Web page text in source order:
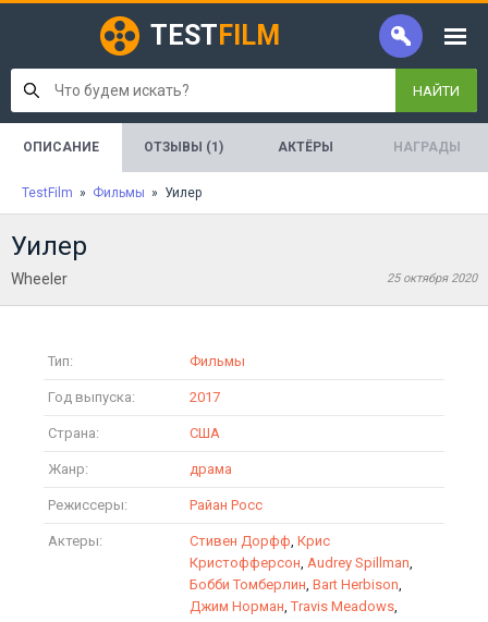
TEST FILM
НАЙТИ
ОПИСАНИЕ ОТЗЫВЫ (1) АКТЁРЫ НАГРАДЫ
TestFilm » Фильмы » Уилер
Уилер
Wheeler 25 октября 2020
Тип: Фильмы
Год выпуска: 2017
Страна: США
Жанр: драма
Режиссеры: Райан Росс
Актеры: Стивен Дорфф, Крис
Кристофферсон, Audrey Spillman,
Бобби Томберлин, Bart Herbison,
Джим Норман,Travis Meadows,